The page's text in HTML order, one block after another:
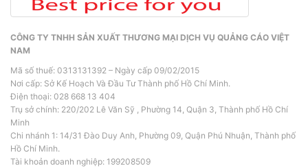
CÔNG TY TNHH SẢN XUẤT THƯƠNG MẠI DỊCH VỤ QUẢNG CÁO VIỆT
NAM
Mã số thuế: 0313131392 – Ngày cấp 09/02/2015
Nơi cấp: Sở Kế Hoạch Và Đầu Tư Thành phố Hồ Chí Minh.
Điện thoại: 028 668 13 404
Trụ sở chính: 220/202 Lê Văn Sỹ , Phường 14, Quận 3, Thành phố Hồ Chí
Minh
Chi nhánh 1: 14/31 Đào Duy Anh, Phường 09, Quận Phú Nhuận, Thành phố
Hồ Chí Minh.
Tài khoản doanh nghiệp: 199208509